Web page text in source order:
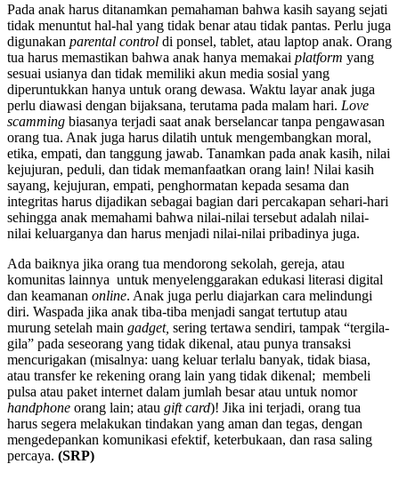
Pada anak harus ditanamkan pemahaman bahwa kasih sayang sejati
tidak menuntut hal-hal yang tidak benar atau tidak pantas. Perlu juga
digunakan parental control di ponsel, tablet, atau laptop anak. Orang
tua harus memastikan bahwa anak hanya memakai platform yang
sesuai usianya dan tidak memiliki akun media sosial yang
diperuntukkan hanya untuk orang dewasa. Waktu layar anak juga
perlu diawasi dengan bijaksana, terutama pada malam hari. Love
scamming biasanya terjadi saat anak berselancar tanpa pengawasan
orang tua. Anak juga harus dilatih untuk mengembangkan moral,
etika, empati, dan tanggung jawab. Tanamkan pada anak kasih, nilai
kejujuran, peduli, dan tidak memanfaatkan orang lain! Nilai kasih
sayang, kejujuran, empati, penghormatan kepada sesama dan
integritas harus dijadikan sebagai bagian dari percakapan sehari-hari
sehingga anak memahami bahwa nilai-nilai tersebut adalah nilai-
nilai keluarganya dan harus menjadi nilai-nilai pribadinya juga.
Ada baiknya jika orang tua mendorong sekolah, gereja, atau
komunitas lainnya untuk menyelenggarakan edukasi literasi digital
dan keamanan online. Anak juga perlu diajarkan cara melindungi
diri. Waspada jika anak tiba-tiba menjadi sangat tertutup atau
murung setelah main gadget, sering tertawa sendiri, tampak “tergila-
gila” pada seseorang yang tidak dikenal, atau punya transaksi
mencurigakan (misalnya: uang keluar terlalu banyak, tidak biasa,
atau transfer ke rekening orang lain yang tidak dikenal; membeli
pulsa atau paket internet dalam jumlah besar atau untuk nomor
handphone orang lain; atau gift card)! Jika ini terjadi, orang tua
harus segera melakukan tindakan yang aman dan tegas, dengan
mengedepankan komunikasi efektif, keterbukaan, dan rasa saling
percaya. (SRP)